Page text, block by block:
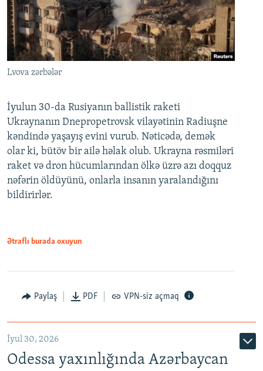
Lvova zərbələr
İyulun 30-da Rusiyanın ballistik raketi
Ukraynanın Dnepropetrovsk vilayətinin Radiuşne
kəndində yaşayış evini vurub. Nəticədə, demək
olar ki, bütöv bir ailə həlak olub. Ukrayna rəsmiləri
raket və dron hücumlarından ölkə üzrə azı doqquz
nəfərin öldüyünü, onlarla insanın yaralandığını
bildirirlər.
Ətraflı burada oxuyun
Paylaş PDF VPN-siz açmaq
İyul 30, 2026
Odessa yaxınlığında Azərbaycan